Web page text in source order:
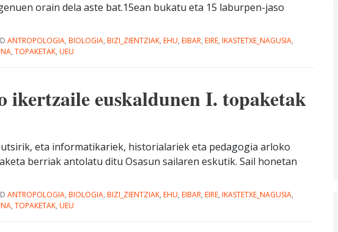
orain dela aste bat.15ean bukatu eta 15 laburpen-jaso
ANTROPOLOGIA, BIOLOGIA, BIZI_ZIENTZIAK, EHU, EIBAR, EIRE, IKASTETXE_NAGUSIA,
, TOPAKETAK, UEU
ikertzaile euskaldunen I. topaketak
eta informatikariek, historialariek eta pedagogia arloko
berriak antolatu ditu Osasun sailaren eskutik. Sail honetan
ANTROPOLOGIA, BIOLOGIA, BIZI_ZIENTZIAK, EHU, EIBAR, EIRE, IKASTETXE_NAGUSIA,
, TOPAKETAK, UEU